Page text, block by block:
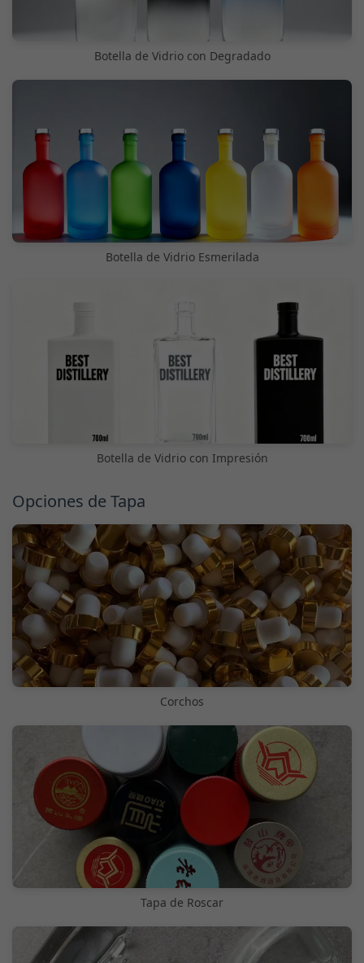
Botella de Vidrio con Degradado
Botella de Vidrio Esmerilada
Botella de Vidrio con Impresión
Opciones de Tapa
Corchos
Tapa de Roscar